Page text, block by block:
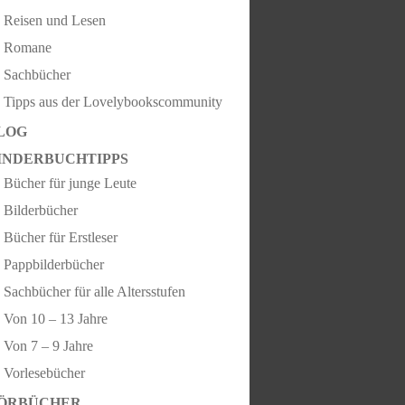
Reisen und Lesen
Romane
Sachbücher
Tipps aus der Lovelybookscommunity
Bücher für junge Leute
Bilderbücher
Bücher für Erstleser
Pappbilderbücher
Sachbücher für alle Altersstufen
Von 10 – 13 Jahre
Von 7 – 9 Jahre
Vorlesebücher